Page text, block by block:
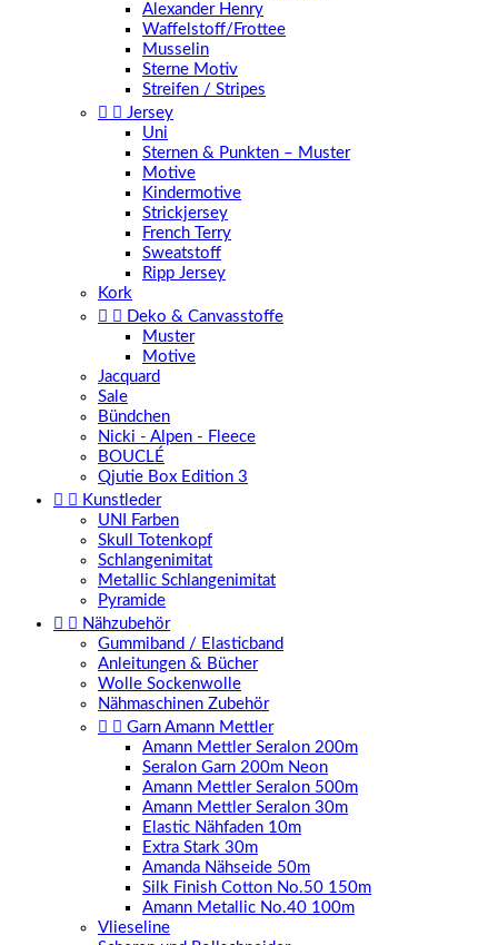
Alexander Henry
Waffelstoff/Frottee
Musselin
Sterne Motiv
Streifen / Stripes
  Jersey
Uni
Sternen & Punkten – Muster
Motive
Kindermotive
Strickjersey
French Terry
Sweatstoff
Ripp Jersey
Kork
  Deko & Canvasstoffe
Muster
Motive
Jacquard
Sale
Bündchen
Nicki - Alpen - Fleece
BOUCLÉ
Qjutie Box Edition 3
  Kunstleder
UNI Farben
Skull Totenkopf
Schlangenimitat
Metallic Schlangenimitat
Pyramide
  Nähzubehör
Gummiband / Elasticband
Anleitungen & Bücher
Wolle Sockenwolle
Nähmaschinen Zubehör
  Garn Amann Mettler
Amann Mettler Seralon 200m
Seralon Garn 200m Neon
Amann Mettler Seralon 500m
Amann Mettler Seralon 30m
Elastic Nähfaden 10m
Extra Stark 30m
Amanda Nähseide 50m
Silk Finish Cotton No.50 150m
Amann Metallic No.40 100m
Vlieseline